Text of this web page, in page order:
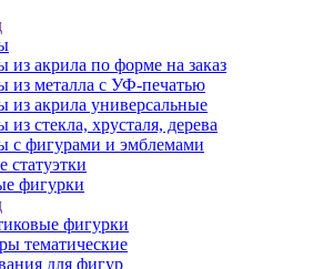
из акрила по форме на заказ
из металла с УФ-печатью
из акрила универсальные
из стекла, хрусталя, дерева
с фигурами и эмблемами
статуэтки
фигурки
фигурки
тематические
для фигур